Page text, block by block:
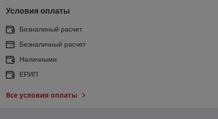
Условия оплаты
Безналиный расчет
Безналичный расчет
Наличными
ЕРИП
Все условия оплаты